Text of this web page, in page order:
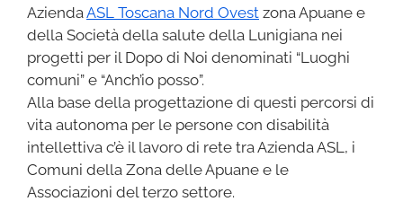
Azienda ASL Toscana Nord Ovest zona Apuane e
della Società della salute della Lunigiana nei
progetti per il Dopo di Noi denominati “Luoghi
comuni” e “Anch’io posso”.
Alla base della progettazione di questi percorsi di
vita autonoma per le persone con disabilità
intellettiva c’è il lavoro di rete tra Azienda ASL, i
Comuni della Zona delle Apuane e le
Associazioni del terzo settore.